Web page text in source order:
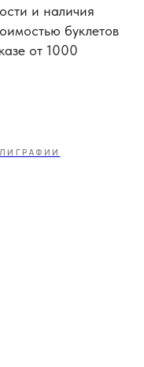
и наличия
буклетов
от 1000